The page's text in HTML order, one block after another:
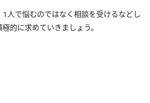
1人で悩むのではなく相談を受けるなどし
的に求めていきましょう。